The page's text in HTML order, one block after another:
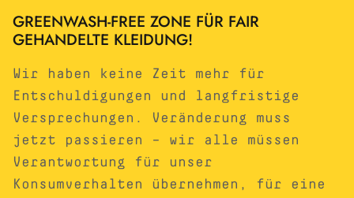
GREENWASH-FREE ZONE FÜR FAIR
GEHANDELTE KLEIDUNG!
Wir haben keine Zeit mehr für
Entschuldigungen und langfristige
Versprechungen. Veränderung muss
jetzt passieren – wir alle müssen
Verantwortung für unser
Konsumverhalten übernehmen, für eine